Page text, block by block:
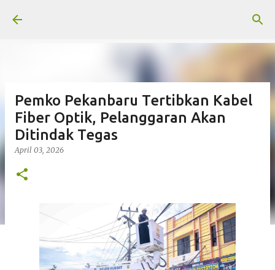
Pemko Pekanbaru Tertibkan Kabel
Fiber Optik, Pelanggaran Akan
Ditindak Tegas
April 03, 2026